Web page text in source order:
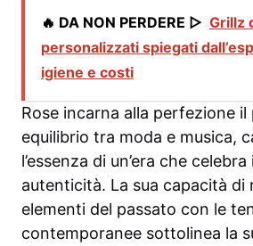
🔥 DA NON PERDERE ▷ Grillz
personalizzati spiegati
igiene e costi
Rose incarna alla perfezione
equilibrio tra moda e musica,
l’essenza di un’era che
autenticità. La sua capacità di
elementi del passato con le
contemporanee sottolinea la